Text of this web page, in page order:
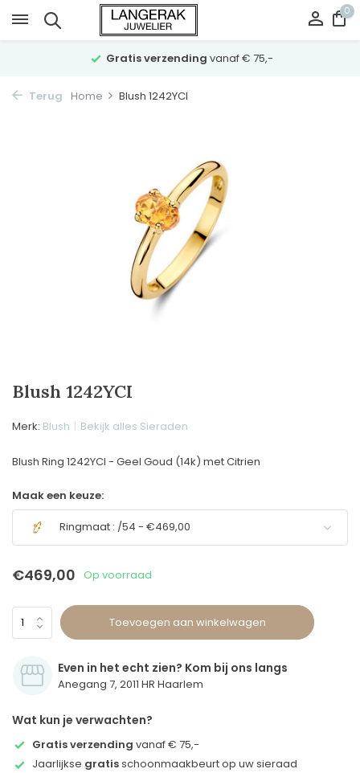
0
Gratis verzending vanaf € 75,-
Terug Home Blush 1242YCI
Blush 1242YCI
Merk: Blush Bekijk alles Sieraden
Blush Ring 1242YCI - Geel Goud (14k) met Citrien
Maak een keuze:
Ringmaat : /54 - €469,00
€469,00 Op voorraad
Toevoegen aan winkelwagen
Even in het echt zien? Kom bij ons langs
Anegang 7, 2011 HR Haarlem
Wat kun je verwachten?
Gratis verzending vanaf € 75,-
Jaarlijkse gratisschoonmaakbeurt op uw sieraad